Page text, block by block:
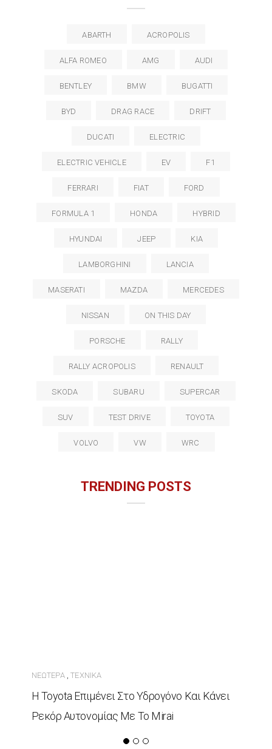
ABARTH ACROPOLIS
ALFA ROMEO AMG AUDI
BENTLEY BMW BUGATTI
BYD DRAG RACE DRIFT
DUCATI ELECTRIC
ELECTRIC VEHICLE EV F1
FERRARI FIAT FORD
FORMULA 1 HONDA HYBRID
HYUNDAI JEEP KIA
LAMBORGHINI LANCIA
MASERATI MAZDA MERCEDES
NISSAN ON THIS DAY
PORSCHE RALLY
RALLY ACROPOLIS RENAULT
SKODA SUBARU SUPERCAR
SUV TEST DRIVE TOYOTA
VOLVO VW WRC
TRENDING POSTS
ΝΕΏΤΕΡΑ,ΤΕΧΝΙΚΆ
Η Toyota Επιμένει Στο Υδρογόνο Και Κάνει
Ρεκόρ Αυτονομίας Με Το Mirai